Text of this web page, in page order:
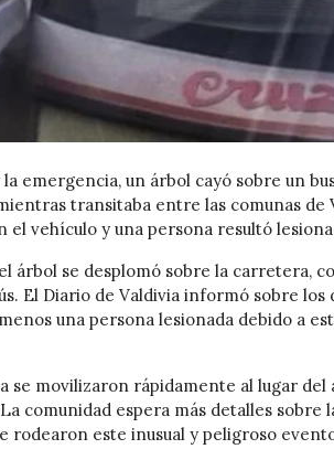
emergencia, un árbol cayó sobre un
transitaba entre las comunas de
vehículo y una persona resultó
árbol se desplomó sobre la carretera,
El Diario de Valdivia informó sobre los
una persona lesionada debido a
se movilizaron rápidamente al lugar del
comunidad espera más detalles sobre
rodearon este inusual y peligroso